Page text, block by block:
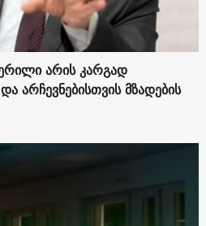
არის კარგად
არჩევნებისთვის მზადების